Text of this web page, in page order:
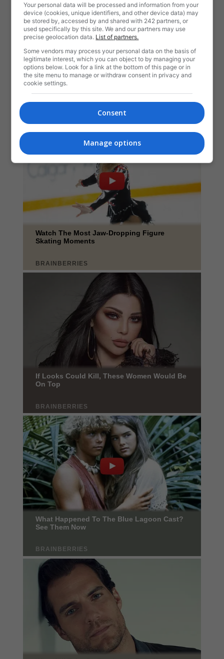
Your personal data will be processed and information from your
device (cookies, unique identifiers, and other device data) may
be stored by, accessed by and shared with 242 partners, or
used specifically by this site. We and our partners may use
precise geolocation data. List of partners.
Some vendors may process your personal data on the basis of
legitimate interest, which you can object to by managing your
options below. Look for a link at the bottom of this page or in
the site menu to manage or withdraw consent in privacy and
cookie settings.
Consent
Manage options